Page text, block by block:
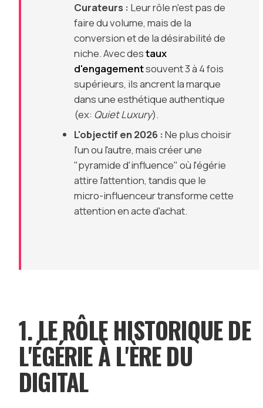
Curateurs : Leur rôle n'est pas de
faire du volume, mais de la
conversion et de la désirabilité de
niche. Avec destaux
d'engagementsouvent 3 à 4 fois
supérieurs, ils ancrent la marque
dans une esthétique authentique
(ex: Quiet Luxury).
L'objectif en 2026 :Ne plus choisir
l'un ou l'autre, mais créer une
"pyramide d'influence" où l'égérie
attire l'attention, tandis que le
micro-influenceur transforme cette
attention en acte d'achat.
1. LE RÔLE HISTORIQUE DE
L'ÉGÉRIE À L'ÈRE DU
DIGITAL